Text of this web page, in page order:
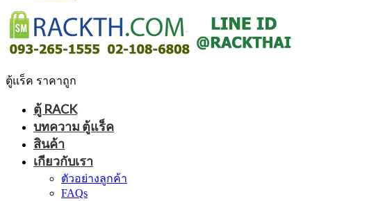
ตู้แร็ค ราคาถูก
ตู้ RACK
บทความ ตู้แร็ค
สินค้า
เกียวกับเรา
ตัวอย่างลูกค้า
FAQs